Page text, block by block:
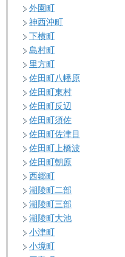
外園町
神西沖町
下横町
島村町
里方町
佐田町八幡原
佐田町東村
佐田町反辺
佐田町須佐
佐田町佐津目
佐田町上橋波
佐田町朝原
西郷町
湖陵町二部
湖陵町三部
湖陵町大池
小津町
小境町